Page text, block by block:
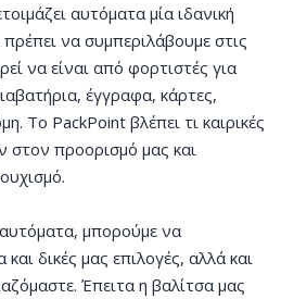
αυτόματα μία ιδανική
να συμπεριλάβουμε στις
να είναι από φορτιστές για
έγγραφα, κάρτες,
Το PackPoint βλέπει τι καιρικές
στον προορισμό μας και
μπορούμε να
δικές μας επιλογές, αλλά και
Έπειτα η βαλίτσα μας